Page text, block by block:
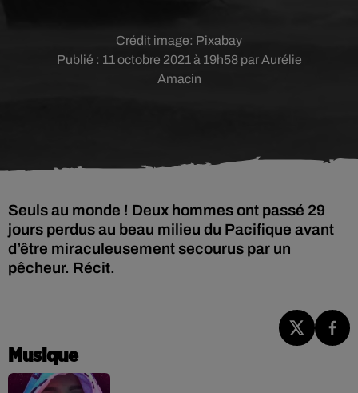
Publié : 11 octobre 2021 à 19h58 par Aurélie
Amacin
Crédit image: Pixabay
Seuls au monde ! Deux hommes ont passé 29
jours perdus au beau milieu du Pacifique avant
d’être miraculeusement secourus par un
Musique